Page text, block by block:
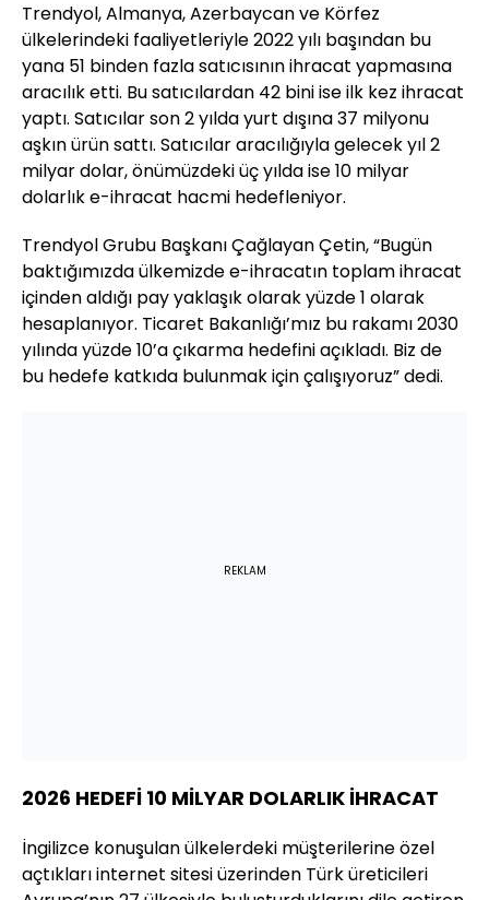
Trendyol, Almanya, Azerbaycan ve Körfez
ülkelerindeki faaliyetleriyle 2022 yılı başından bu
yana 51 binden fazla satıcısının ihracat yapmasına
aracılık etti. Bu satıcılardan 42 bini ise ilk kez ihracat
yaptı. Satıcılar son 2 yılda yurt dışına 37 milyonu
aşkın ürün sattı. Satıcılar aracılığıyla gelecek yıl 2
milyar dolar, önümüzdeki üç yılda ise 10 milyar
dolarlık e-ihracat hacmi hedefleniyor.
Trendyol Grubu Başkanı Çağlayan Çetin, “Bugün
baktığımızda ülkemizde e-ihracatın toplam ihracat
içinden aldığı pay yaklaşık olarak yüzde 1 olarak
hesaplanıyor. Ticaret Bakanlığı’mız bu rakamı 2030
yılında yüzde 10’a çıkarma hedefini açıkladı. Biz de
bu hedefe katkıda bulunmak için çalışıyoruz” dedi.
REKLAM
2026 HEDEFİ 10 MİLYAR DOLARLIK İHRACAT
İngilizce konuşulan ülkelerdeki müşterilerine özel
açtıkları internet sitesi üzerinden Türk üreticileri